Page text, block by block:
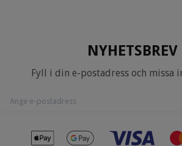
NYHETSBREV
Fyll i din e-postadress och missa